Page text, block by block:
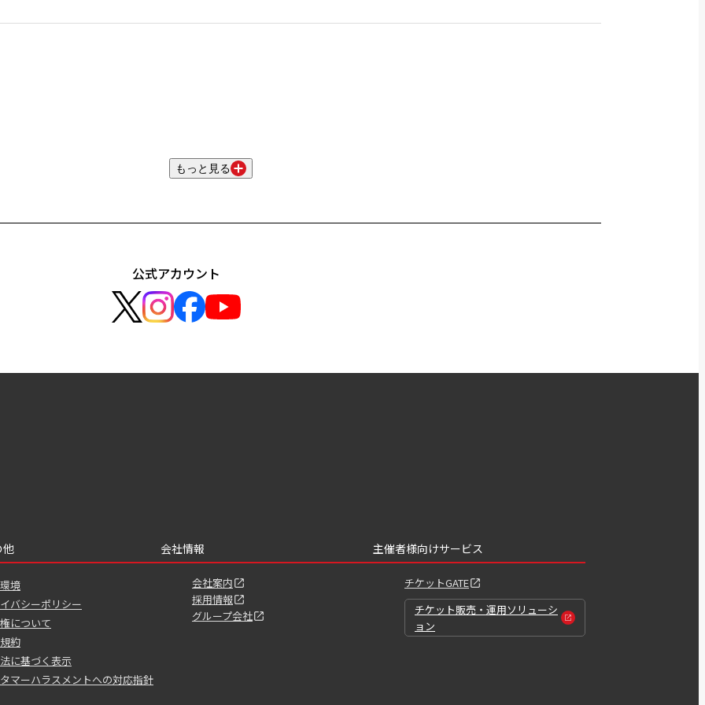
もっと見る
公式アカウント
他
境
バシーポリシー
について
約
に基づく表示
マーハラスメントへの対応指針
会社情報
会社案内
採用情報
グループ会社
主催者様向けサービス
チケットGATE
チケット販売・運用ソリューシ
ョン